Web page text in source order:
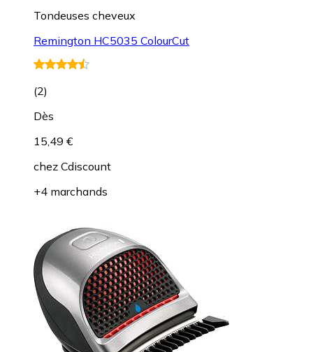
Tondeuses cheveux
Remington HC5035 ColourCut
(2)
Dès
15,49 €
chez Cdiscount
+4 marchands